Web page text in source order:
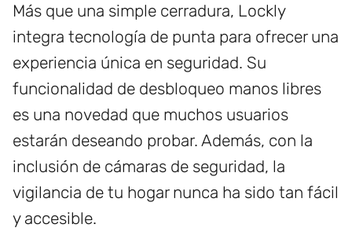
Más que una simple cerradura, Lockly
integra tecnología de punta para ofrecer una
experiencia única en seguridad. Su
funcionalidad de desbloqueo manos libres
es una novedad que muchos usuarios
estarán deseando probar. Además, con la
inclusión de cámaras de seguridad, la
vigilancia de tu hogar nunca ha sido tan fácil
y accesible.